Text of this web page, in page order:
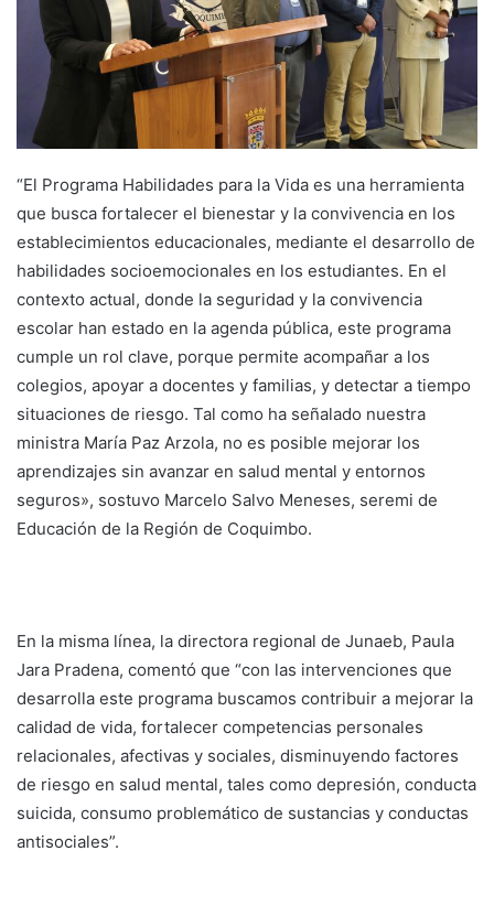
“El Programa Habilidades para la Vida es una herramienta
que busca fortalecer el bienestar y la convivencia en los
establecimientos educacionales, mediante el desarrollo de
habilidades socioemocionales en los estudiantes. En el
contexto actual, donde la seguridad y la convivencia
escolar han estado en la agenda pública, este programa
cumple un rol clave, porque permite acompañar a los
colegios, apoyar a docentes y familias, y detectar a tiempo
situaciones de riesgo. Tal como ha señalado nuestra
ministra María Paz Arzola, no es posible mejorar los
aprendizajes sin avanzar en salud mental y entornos
seguros», sostuvo Marcelo Salvo Meneses, seremi de
Educación de la Región de Coquimbo.
En la misma línea, la directora regional de Junaeb, Paula
Jara Pradena, comentó que “con las intervenciones que
desarrolla este programa buscamos contribuir a mejorar la
calidad de vida, fortalecer competencias personales
relacionales, afectivas y sociales, disminuyendo factores
de riesgo en salud mental, tales como depresión, conducta
suicida, consumo problemático de sustancias y conductas
antisociales”.